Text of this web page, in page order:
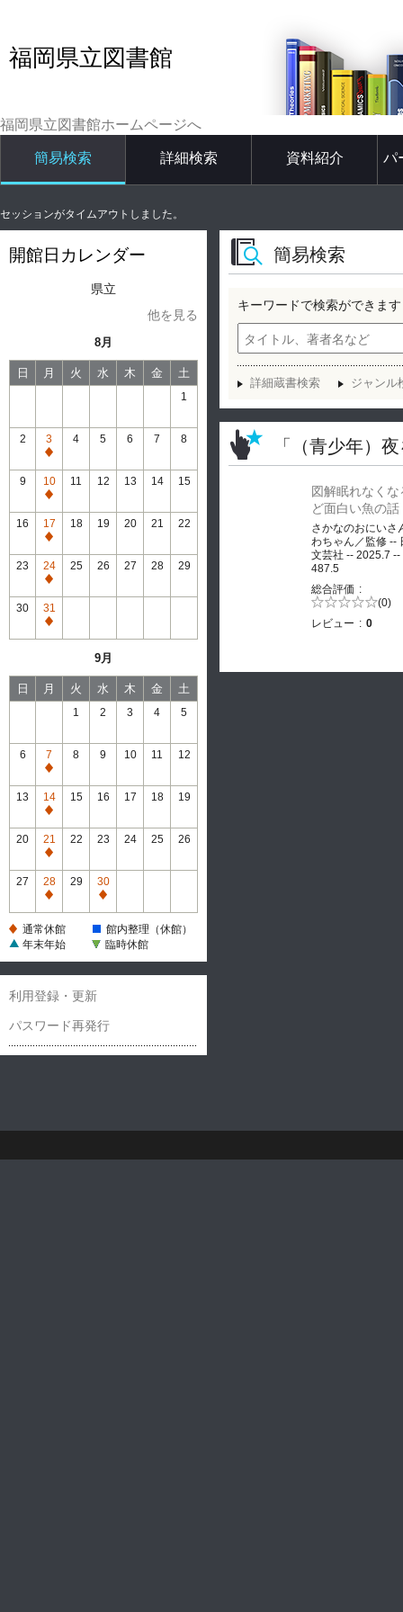
福岡県立図書館
福岡県立図書館ホームページへ
簡易検索 詳細検索 資料紹介 パ
セッションがタイムアウトしました。
開館日カレンダー
県立
他を見る
8月
日 月 火 水 木 金 土
1
2
3
通
常
休
館
4 5 6 7 8
9
10
通
常
休
館
11 12 13 14 15
16
17
通
常
休
館
18 19 20 21 22
23
24
通
常
休
館
25 26 27 28 29
30
31
通
館
9月
日 月 火 水 木 金 土
1 2 3 4 5
6
7
通
常
休
館
8 9 10 11 12
13
14
通
常
休
館
15 16 17 18 19
20
21
通
常
休
館
22 23 24 25 26
27
28
通
休
29
30
通
休
通常休館
館内整理（休館）
年末年始
臨時休館
利用登録・更新
パスワード再発行
簡易検索
キーワードで検索ができます
詳細蔵書検索 ジャンル
「（青少年）
図解眠れなくな
ど面白い魚の話
さかなのおにいさ
わちゃん／監修 --
文芸社 -- 2025.7 --
487.5
総合評価
5段階評価の (0)
レビュー
0